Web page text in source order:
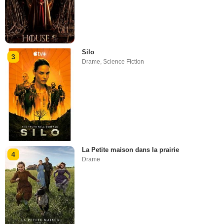
3
Silo
Drame,Science Fiction
4
La Petite maison dans la prairie
Drame